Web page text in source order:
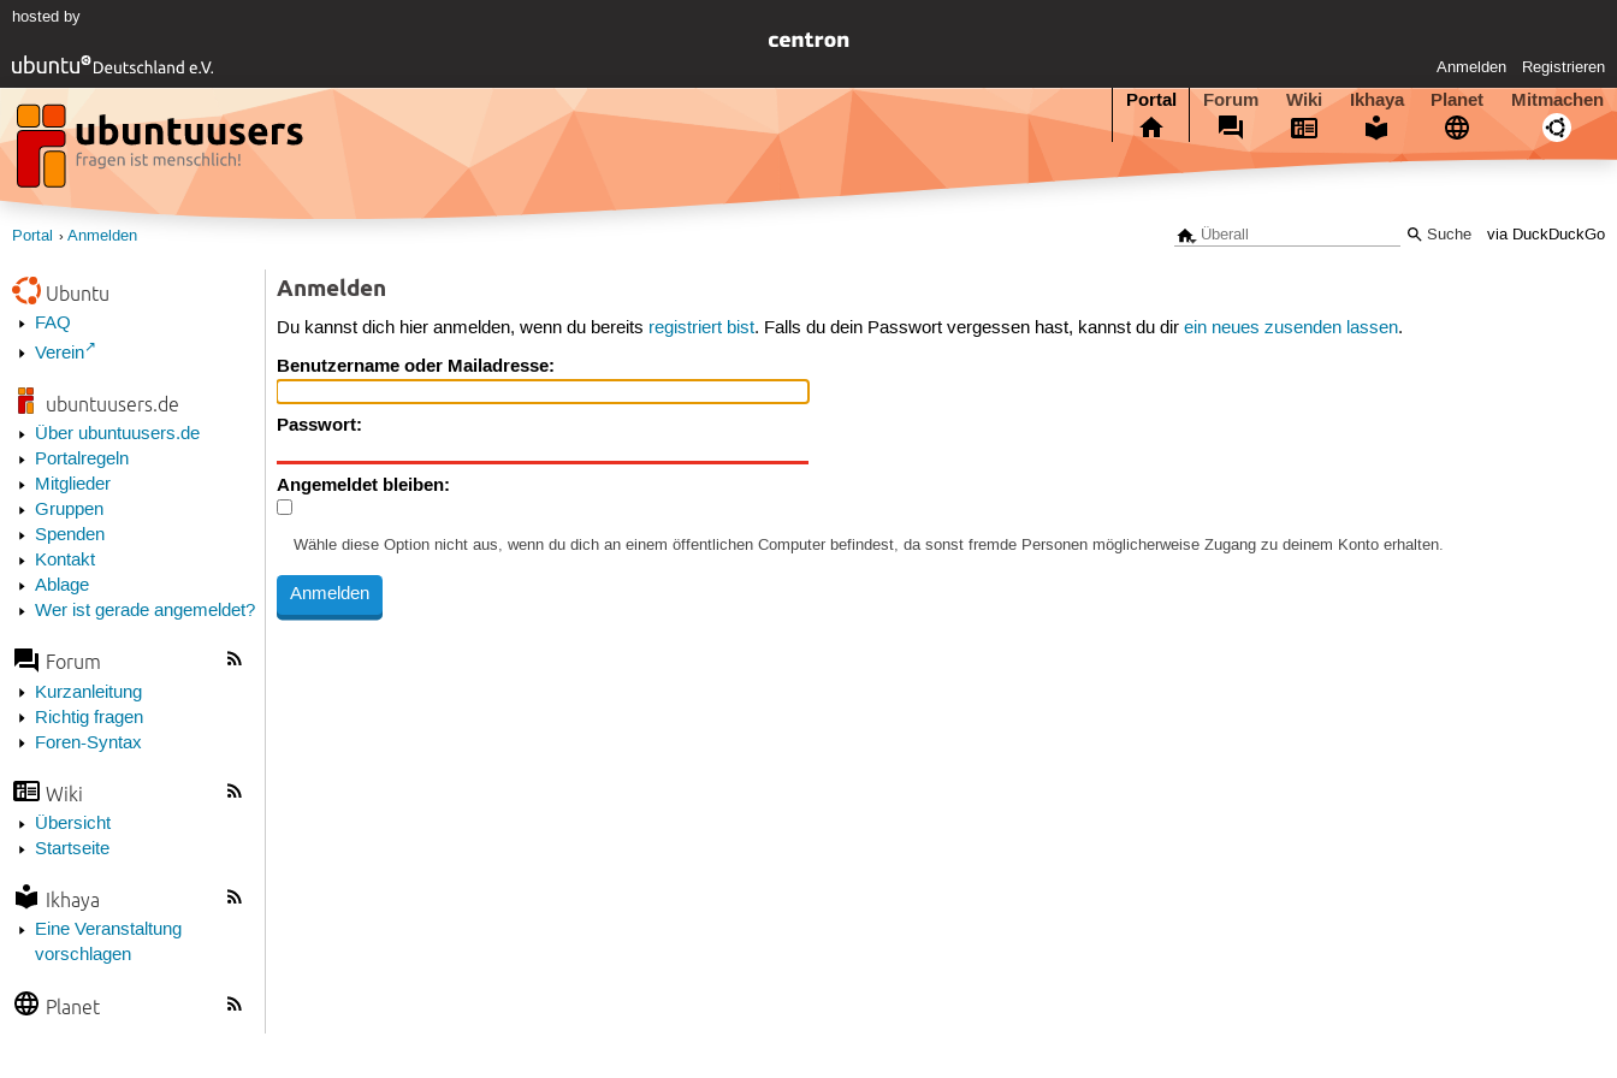
hosted by
Anmelden Registrieren
Portal Forum Wiki Ikhaya Planet Mitmachen
via DuckDuckGo
Portal Anmelden
Ubuntu
FAQ
Verein
ubuntuusers.de
Über ubuntuusers.de
Portalregeln
Mitglieder
Gruppen
Spenden
Kontakt
Ablage
Wer ist gerade angemeldet?
Forum
Kurzanleitung
Richtig fragen
Foren-Syntax
Wiki
Übersicht
Startseite
Ikhaya
Eine Veranstaltung
vorschlagen
Planet
Anmelden
Du kannst dich hier anmelden, wenn du bereits registriert bist. Falls du dein Passwort vergessen hast, kannst du direin neues zusenden lassen.
Benutzername oder Mailadresse:
Passwort:
Angemeldet bleiben:
Wähle diese Option nicht aus, wenn du dich an einem öffentlichen Computer befindest, da sonst fremde Personen möglicherweise Zugang zu deinem Konto erhalten.